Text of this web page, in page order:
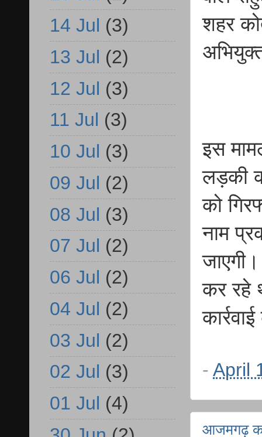
शहर
इस
लड़की
को
नाम
कर रहे
- April
आजमगढ़
14 Jul (3)
13 Jul (2)
12 Jul (3)
11 Jul (3)
10 Jul (3)
09 Jul (2)
08 Jul (3)
07 Jul (2)
06 Jul (2)
04 Jul (2)
03 Jul (2)
02 Jul (3)
01 Jul (4)